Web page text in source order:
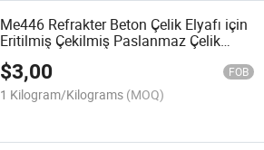
Me446 Refrakter Beton Çelik Elyafı için
Eritilmiş Çekilmiş Paslanmaz Çelik
Elyaf
$3,00 FOB
1 Kilogram/Kilograms (MOQ)